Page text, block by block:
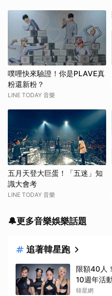
噗哩快來驗證！你是PLAVE真
粉還新粉？
LINE TODAY 音樂
五月天登大巨蛋！「五迷」知
識大會考
LINE TODAY 音樂
🔔更多音樂娛樂話題
追著韓星跑
限額40人
10週年活
回應
韓星網